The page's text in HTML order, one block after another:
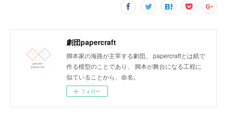
劇団papercraft
脚本家の海路が主宰する劇団。 papercraftとは紙で
作る模型のことであり、 脚本が舞台になる工程に
似ていることから、命名。
フォロー